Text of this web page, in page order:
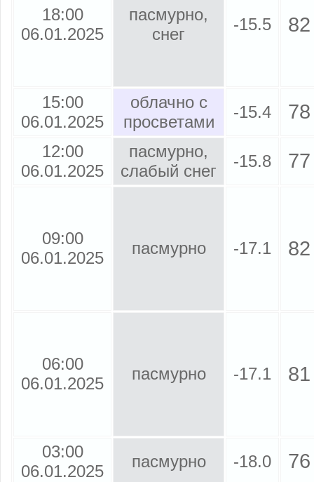
18:00
06.01.2025
пасмурно,
снег
-15.5 82
15:00
06.01.2025
облачно с
просветами
-15.4 78
12:00
06.01.2025
пасмурно,
слабый снег
-15.8 77
09:00
06.01.2025
пасмурно -17.1 82
06:00
06.01.2025
пасмурно -17.1 81
03:00
06.01.2025
пасмурно -18.0 76